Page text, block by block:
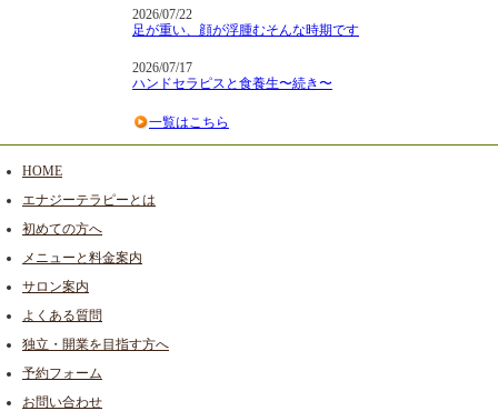
2026/07/22
足が重い、顔が浮腫むそんな時期です
2026/07/17
ハンドセラピスと食養生〜続き〜
一覧はこちら
HOME
エナジーテラピーとは
初めての方へ
メニューと料金案内
サロン案内
よくある質問
独立・開業を目指す方へ
予約フォーム
お問い合わせ